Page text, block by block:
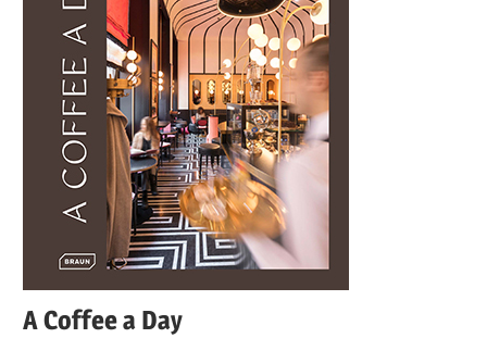
A Coffee a Day